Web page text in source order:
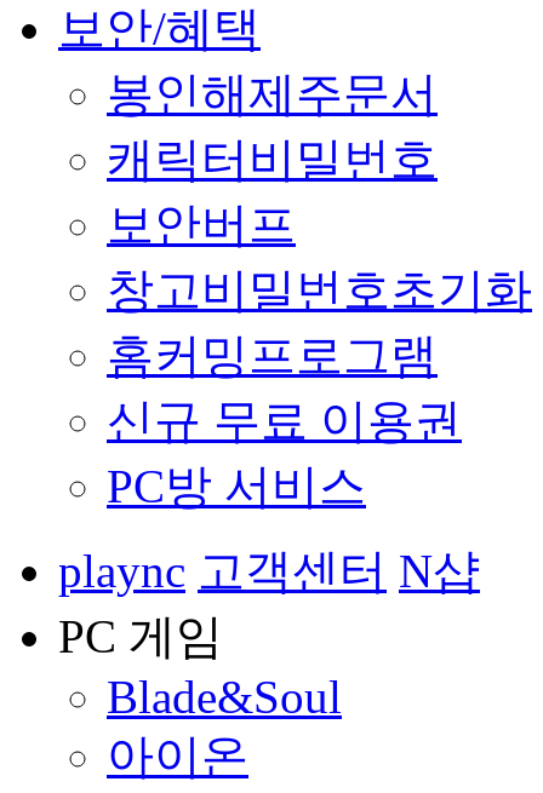
보안/혜택
봉인해제주문서
캐릭터비밀번호
보안버프
창고비밀번호초기화
홈커밍프로그램
신규 무료 이용권
PC방 서비스
plaync 고객센터 N샵
PC 게임
Blade&Soul
아이온